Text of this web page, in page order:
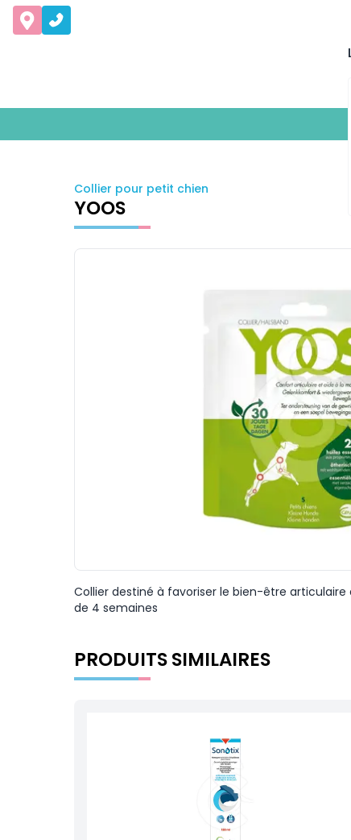
Collier pour petit chien
YOOS
Collier destiné à favoriser le bien-être
de 4 semaines
PRODUITS SIMILAIRES